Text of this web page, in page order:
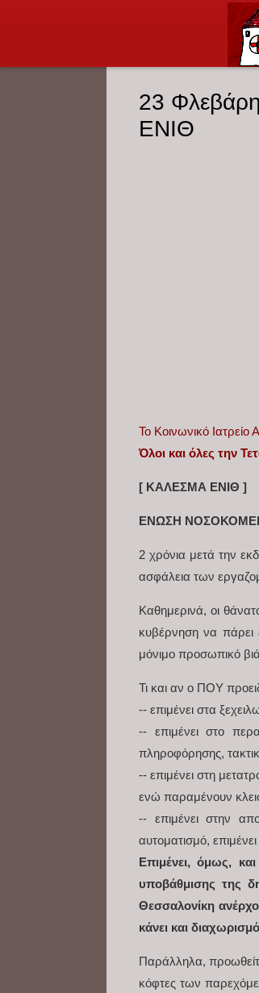
23
ΕΝΙΘ
To Κοινωνικό
Όλοι και όλες την
[ ΚΑΛΕΣΜΑ ΕΝΙΘ ]
ΕΝΩΣΗ
2 χρόνια μετά την
ασφάλεια των
Καθημερινά, οι
κυβέρνηση να πάρει
μόνιμο προσωπικό
Τι και αν ο ΠΟΥ
-- επιμένει στα
-- επιμένει στο
πληροφόρησης,
-- επιμένει στη
ενώ παραμένουν
-- επιμένει στην
αυτοματισμό,
Επιμένει, όμως,
υποβάθμισης της
Θεσσαλονίκη
κάνει και
Παράλληλα,
κόφτες των